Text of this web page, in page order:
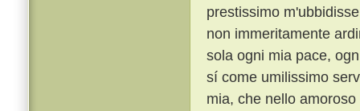
prestissimo
non immeritamente
sola ogni mia pace,
sí come umilissimo
mia, che nello